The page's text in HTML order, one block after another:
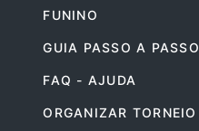
FUNINO
GUIA PASSO A PASSO
FAQ - AJUDA
ORGANIZAR TORNEIO